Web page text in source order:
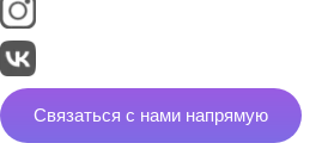
Связаться с нами напрямую